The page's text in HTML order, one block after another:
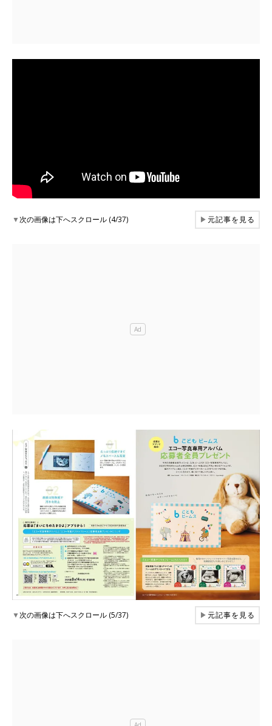
▼次の画像は下へスクロール (4/37) ▶元記事を見る
▼次の画像は下へスクロール (5/37) ▶元記事を見る